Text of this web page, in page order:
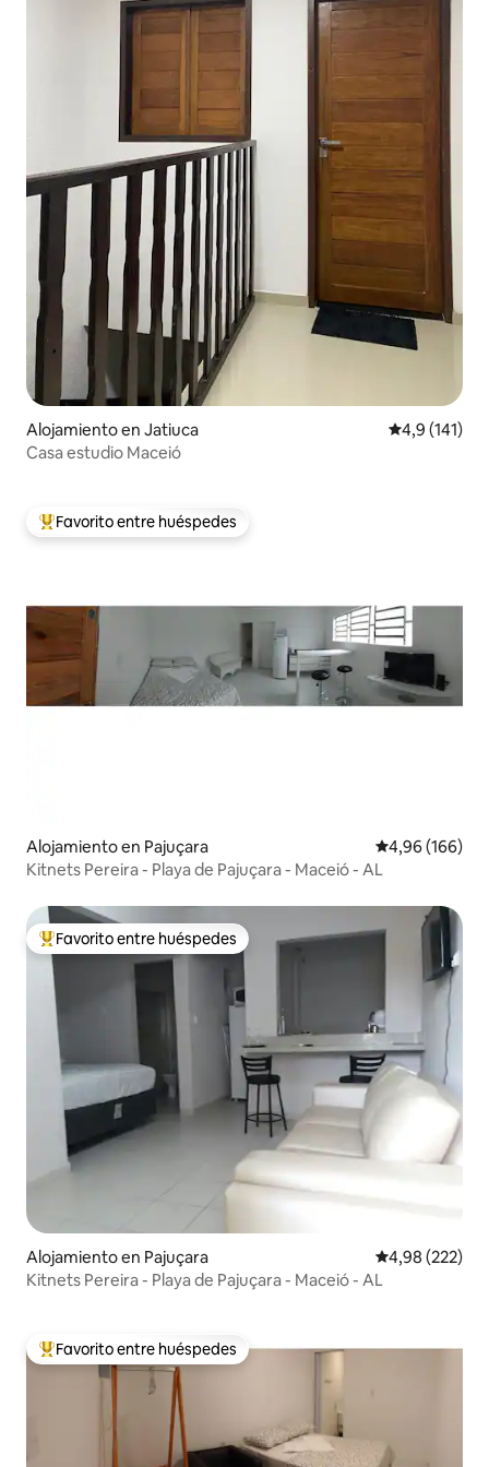
Alojamiento en Jatiuca Calificación
4,9 (141)
Casa estudio Maceió
Favorito entre los huéspedes más destacados
Favorito entre huéspedes
Alojamiento en Pajuçara Calificación
4,96 (166)
Kitnets Pereira - Playa de Pajuçara - Maceió - AL
Favorito entre los huéspedes más destacados
Favorito entre huéspedes
Alojamiento en Pajuçara Calificación
4,98 (222)
Kitnets Pereira - Playa de Pajuçara - Maceió - AL
Favorito entre los huéspedes más destacados
Favorito entre huéspedes